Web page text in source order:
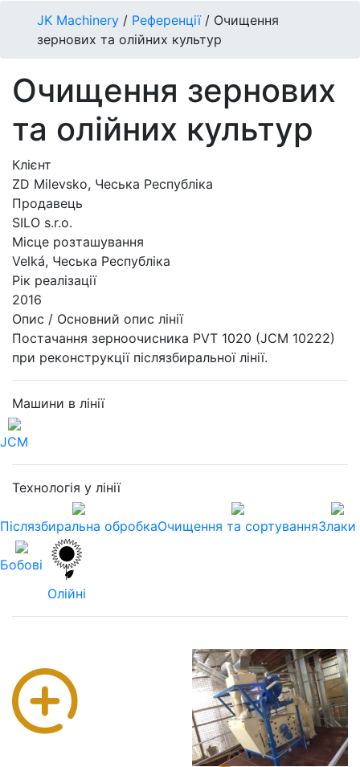
JK Machinery / Референції/ Очищення
зернових та олійних культур
Очищення зернових
та олійних культур
Клієнт
ZD Milevsko, Чеська Республіка
Продавець
SILO s.r.o.
Місце розташування
Velká, Чеська Республіка
Рік реалізації
2016
Опис / Основний опис лінії
Постачання зерноочисника PVT 1020 (JCM 10222)
при реконструкції післязбиральної лінії.
Машини в лінії
JCM
Технологія у лінії
Післязбиральна обробкаОчищення та сортуванняЗлаки
Бобові
Олійні